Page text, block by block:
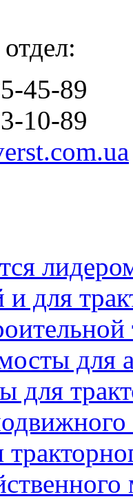
45-89
10-89
для
для
для